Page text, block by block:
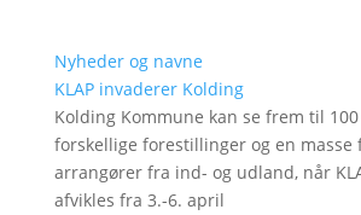
Nyheder og navne
KLAP invaderer Kolding
Kolding Kommune kan se frem til
forskellige forestillinger og en masse
arrangører fra ind- og udland, når
afvikles fra 3.-6. april